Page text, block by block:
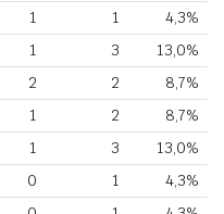
1 1
4,3%
1 3
13,0%
2 2
8,7%
1 2
8,7%
1 3
13,0%
0 1
4,3%